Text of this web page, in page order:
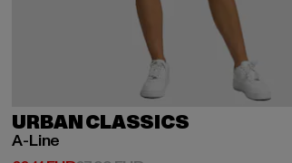
URBAN CLASSICS
A-Line